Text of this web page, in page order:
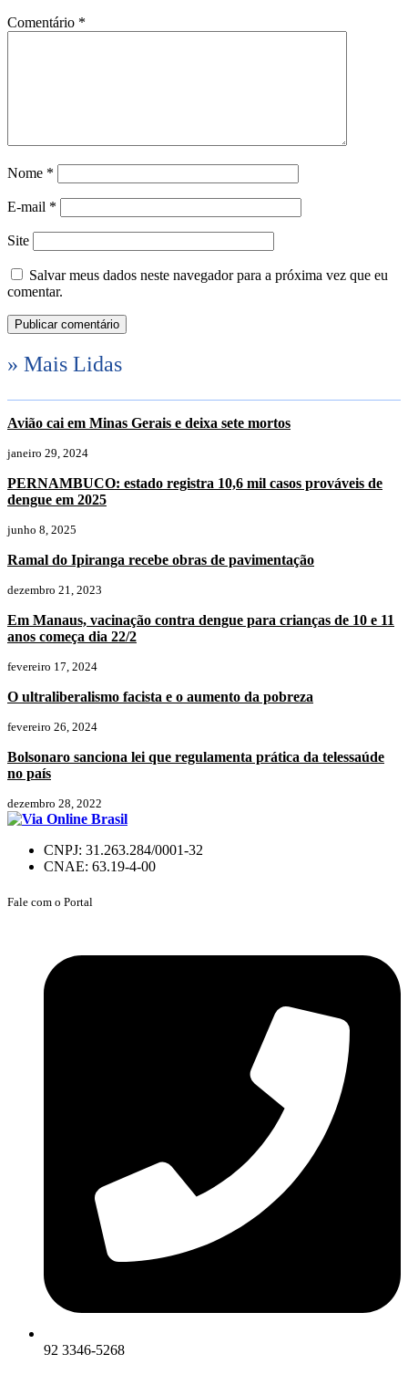
Comentário *
Nome *
E-mail *
Site
Salvar meus dados neste navegador para a próxima vez que eu
comentar.
» Mais Lidas
Avião cai em Minas Gerais e deixa sete mortos
janeiro 29, 2024
PERNAMBUCO: estado registra 10,6 mil casos prováveis de
dengue em 2025
junho 8, 2025
Ramal do Ipiranga recebe obras de pavimentação
dezembro 21, 2023
Em Manaus, vacinação contra dengue para crianças de 10 e 11
anos começa dia 22/2
fevereiro 17, 2024
O ultraliberalismo facista e o aumento da pobreza
fevereiro 26, 2024
Bolsonaro sanciona lei que regulamenta prática da telessaúde
no país
dezembro 28, 2022
CNPJ: 31.263.284/0001-32
CNAE: 63.19-4-00
Fale com o Portal
92 3346-5268